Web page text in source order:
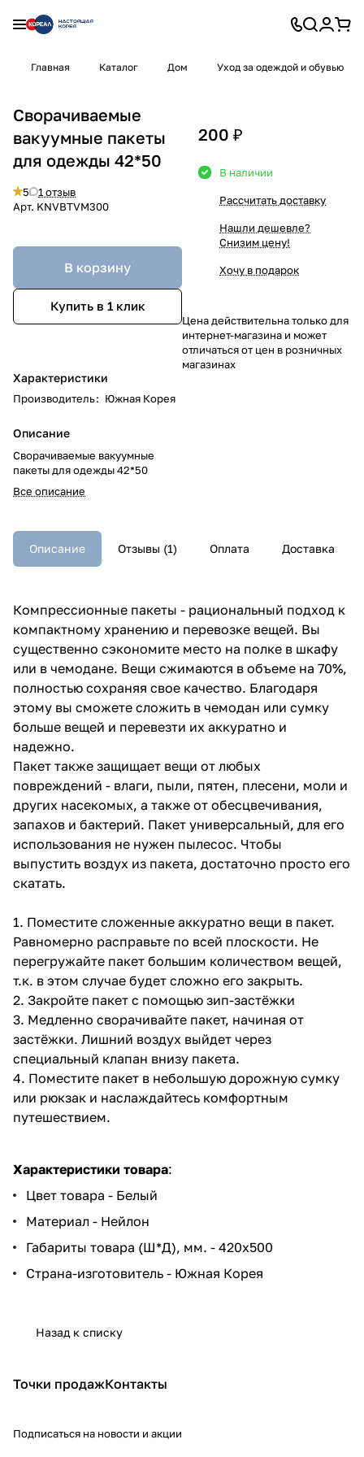
Главная Каталог Дом Уход за одеждой и обувью
Сворачиваемые
вакуумные пакеты
для одежды 42*50
5
1 отзыв
Арт. KNVBTVM300
В корзину
Купить в 1 клик
Характеристики
Производитель: Южная Корея
Описание
Сворачиваемые вакуумные
пакеты для одежды 42*50
Все описание
200 ₽
В наличии
Рассчитать доставку
Нашли дешевле?
Снизим цену!
Хочу в подарок
Цена действительна только для
интернет-магазина и может
отличаться от цен в розничных
магазинах
Описание Отзывы (1) Оплата Доставка
Компрессионные пакеты - рациональный подход к
компактному хранению и перевозке вещей. Вы
существенно сэкономите место на полке в шкафу
или в чемодане. Вещи сжимаются в объеме на 70%,
полностью сохраняя свое качество. Благодаря
этому вы сможете сложить в чемодан или сумку
больше вещей и перевезти их аккуратно и
надежно.
Пакет также защищает вещи от любых
повреждений - влаги, пыли, пятен, плесени, моли и
других насекомых, а также от обесцвечивания,
запахов и бактерий. Пакет универсальный, для его
использования не нужен пылесос. Чтобы
выпустить воздух из пакета, достаточно просто его
скатать.
1. Поместите сложенные аккуратно вещи в пакет.
Равномерно расправьте по всей плоскости. Не
перегружайте пакет большим количеством вещей,
т.к. в этом случае будет сложно его закрыть.
2. Закройте пакет с помощью зип-застёжки
3. Медленно сворачивайте пакет, начиная от
застёжки. Лишний воздух выйдет через
специальный клапан внизу пакета.
4. Поместите пакет в небольшую дорожную сумку
или рюкзак и наслаждайтесь комфортным
путешествием.
Характеристики товара:
Цвет товара - Белый
Материал - Нейлон
Габариты товара (Ш*Д), мм. - 420х500
Страна-изготовитель - Южная Корея
Назад к списку
Точки продажКонтакты
Подписаться на новости и акции